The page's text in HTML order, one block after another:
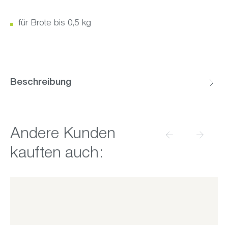
für Brote bis 0,5 kg
Beschreibung
Produktgalerie überspringen
Andere Kunden
kauften auch: